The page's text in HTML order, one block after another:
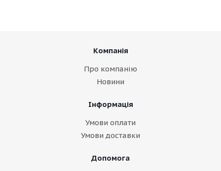
Компанія
Про компанію
Новини
Інформація
Умови оплати
Умови доставки
Допомога